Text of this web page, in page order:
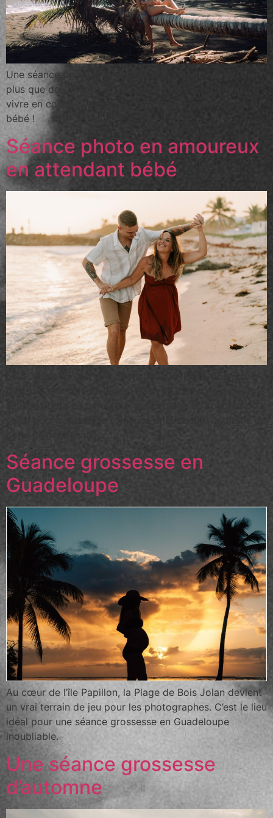
Une séance photo grossesse en Guadeloupe, c’est bien
plus que des images… C’est une véritable expérience à
vivre en couple, un moment privilégié avant l’arrivée de
bébé !
Séance photo en amoureux
en attendant bébé
La Guadeloupe est une destination idyllique pour créer
Séance grossesse en
Guadeloupe
Au cœur de l’île Papillon, la Plage de Bois Jolan devient
un vrai terrain de jeu pour les photographes. C’est le lieu
idéal pour une séance grossesse en Guadeloupe
inoubliable.
Une séance grossesse
d’automne